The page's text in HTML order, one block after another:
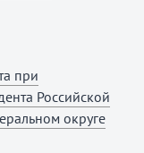
при
Российской
округе